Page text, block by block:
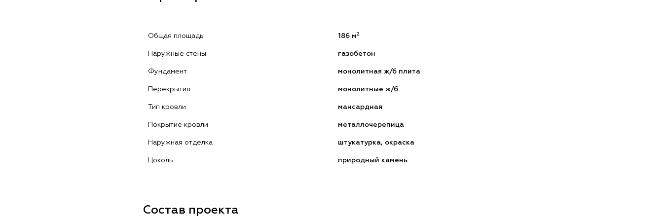
Общая площадь 186 м2
Наружные стены газобетон
Фундамент монолитная ж/б плита
Перекрытия монолитные ж/б
Тип кровли мансардная
Покрытие кровли металлочерепица
Наружная отделка штукатурка, окраска
Цоколь природный камень
Состав проекта